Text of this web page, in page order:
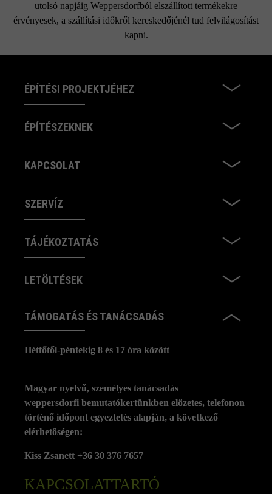
utolsó napjáig Weppersdorfból elszállított termékekre
érvényesek, a szállítási időkről kereskedőjénél tud felvilágosítást
kapni.
ÉPÍTÉSI PROJEKTJÉHEZ
ÉPÍTÉSZEKNEK
KAPCSOLAT
SZERVÍZ
TÁJÉKOZTATÁS
LETÖLTÉSEK
TÁMOGATÁS ÉS TANÁCSADÁS
Hétfőtől-péntekig 8 és 17 óra között
KAPCSOLATTARTÓ
Magyar nyelvű, személyes tanácsadás
weppersdorfi bemutatókertünkben előzetes, telefonon
történő időpont egyeztetés alapján, a következő
elérhetőségen:
Kiss Zsanett +36 30 376 7657